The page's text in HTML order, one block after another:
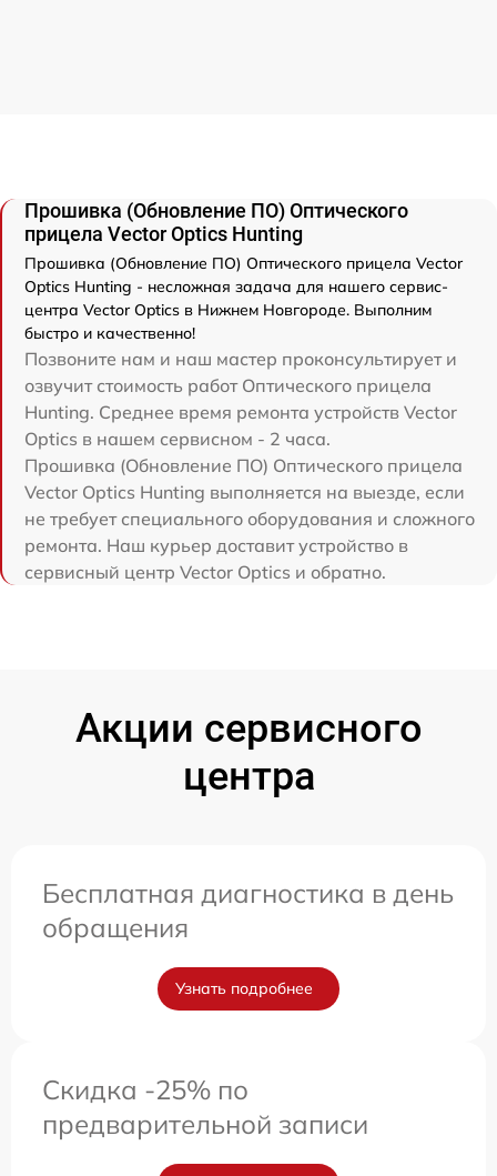
Прошивка (Обновление ПО) Оптического
прицела Vector Optics Hunting
Прошивка (Обновление ПО) Оптического прицела Vector
Optics Hunting - несложная задача для нашего сервис-
центра Vector Optics в Нижнем Новгороде. Выполним
быстро и качественно!
Позвоните нам и наш мастер проконсультирует и
озвучит стоимость работ Оптического прицела
Hunting. Среднее время ремонта устройств Vector
Optics в нашем сервисном - 2 часа.
Прошивка (Обновление ПО) Оптического прицела
Vector Optics Hunting выполняется на выезде, если
не требует специального оборудования и сложного
ремонта. Наш курьер доставит устройство в
сервисный центр Vector Optics и обратно.
Акции сервисного
центра
Бесплатная диагностика в день
обращения
Узнать подробнее
Скидка -25% по
предварительной записи